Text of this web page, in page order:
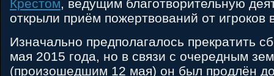
Крестом, ведущим благотворительную
открыли приём пожертвований от игроков
Изначально предполагалось прекратить
мая 2015 года, но в связи с очередным
(произошедшим 12 мая) он был продлён